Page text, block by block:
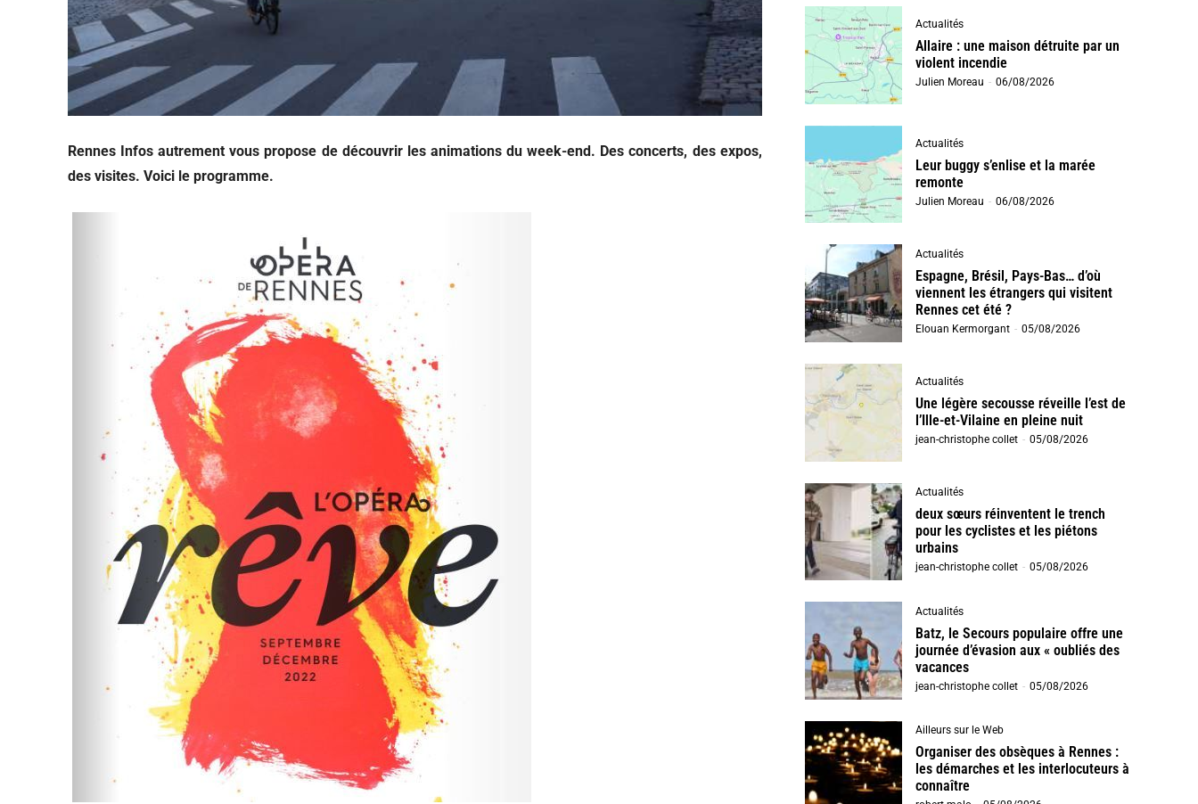
Rennes Infos autrement vous propose de découvrir les animations du week-end. Des concerts, des expos,
des visites. Voici le programme.
Actualités
Allaire : une maison détruite par un
violent incendie
Julien Moreau - 06/08/2026
Actualités
Leur buggy s’enlise et la marée
remonte
Julien Moreau - 06/08/2026
Actualités
Espagne, Brésil, Pays-Bas… d’où
viennent les étrangers qui visitent
Rennes cet été ?
Elouan Kermorgant - 05/08/2026
Actualités
Une légère secousse réveille l’est de
l’Ille-et-Vilaine en pleine nuit
jean-christophe collet - 05/08/2026
Actualités
deux sœurs réinventent le trench
pour les cyclistes et les piétons
urbains
jean-christophe collet - 05/08/2026
Actualités
Batz, le Secours populaire offre une
journée d’évasion aux « oubliés des
vacances
jean-christophe collet - 05/08/2026
Ailleurs sur le Web
Organiser des obsèques à Rennes :
les démarches et les interlocuteurs à
connaître